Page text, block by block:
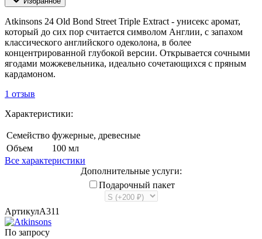
​Atkinsons 24 Old Bond Street Triple Extract - унисекс аромат,
который до сих пор считается символом Англии, с запахом
классического английского одеколона, в более
концентрированной глубокой версии. Открывается сочными
ягодами можжевельника, идеально сочетающихся с пряным
кардамоном.
1 отзыв
Характеристики:
Семейство фужерные, древесные
Объем
100 мл
Все характеристики
Дополнительные услуги:
Подарочный пакет
АртикулA311
По запросу